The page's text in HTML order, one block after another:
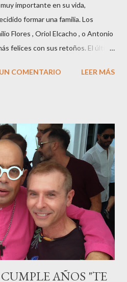
importante en su vida,
formar una familia. Los
Flores , Oriol Elcacho , o Antonio
felices con sus retoños. El último
poco más de una semana. El top
niño. Marta ha sido toda una
3 meses de embarazo tuvo que
llamado
los meses fatídicos de
con el embarazo, ahora es una
que ha sido padre este año ha
, el top que desfiló en las mejores
COMENTARIO LEER MÁS
AÑOS "TE